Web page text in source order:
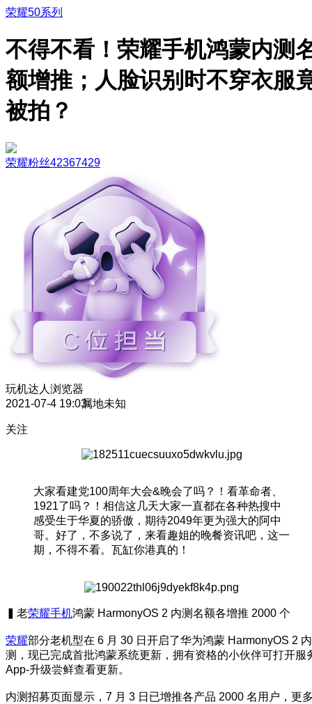
荣耀50系列
不得不看！荣耀手机鸿蒙内测
额增推；人脸识别时不穿衣服
被拍？
荣耀粉丝42367429
玩机达人 浏览器
2021-07-4 19:03属地未知
关注
大家看建党100周年大会&晚会了吗？！看革命者、
1921了吗？！相信这几天大家一直都在各种热搜中
感受生于华夏的骄傲，期待2049年更为强大的阿中
哥。好了，不多说了，来看趣姐的晚餐资讯吧，这一
期，不得不看。瓦缸你港真的！
▍老荣耀手机鸿蒙 HarmonyOS 2 内测名额各增推 2000 个
荣耀部分老机型在 6 月 30 日开启了华为鸿蒙 HarmonyOS 2 内
测，现已完成首批鸿蒙系统更新，拥有资格的小伙伴可打开服
App-升级尝鲜查看更新。
内测招募页面显示，7 月 3 日已增推各产品 2000 名用户，更